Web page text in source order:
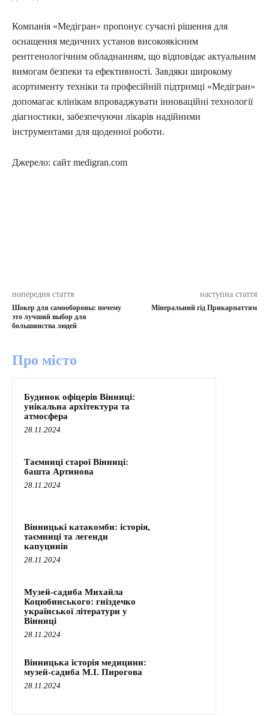
Компанія «Медігран» пропонує сучасні рішення для
оснащення медичних установ високоякісним
рентгенологічним обладнанням, що відповідає актуальним
вимогам безпеки та ефективності. Завдяки широкому
асортименту техніки та професійній підтримці «Медігран»
допомагає клінікам впроваджувати інноваційні технології
діагностики, забезпечуючи лікарів надійними
інструментами для щоденної роботи.
Джерело: сайт medigran.com
попередня стаття
Шокер для самообороны: почему
это лучший выбор для
большинства людей
наступна стаття
Мінеральний гід Прикарпаттям
Про місто
Будинок офіцерів Вінниці:
унікальна архітектура та
атмосфера
28.11.2024
Таємниці старої Вінниці:
башта Артинова
28.11.2024
Вінницькі катакомби: історія,
таємниці та легенди
капуцинів
28.11.2024
Музей-садиба Михайла
Коцюбинського: гніздечко
української літератури у
Вінниці
28.11.2024
Вінницька історія медицини:
музей-садиба М.І. Пирогова
28.11.2024